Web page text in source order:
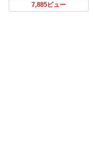
7,885ビュー